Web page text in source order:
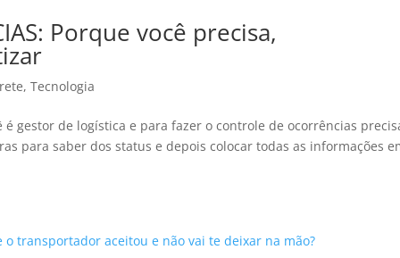
Porque você precisa,
,Tecnologia
é gestor de logística e para fazer o controle de ocorrências
para saber dos status e depois colocar todas as informações